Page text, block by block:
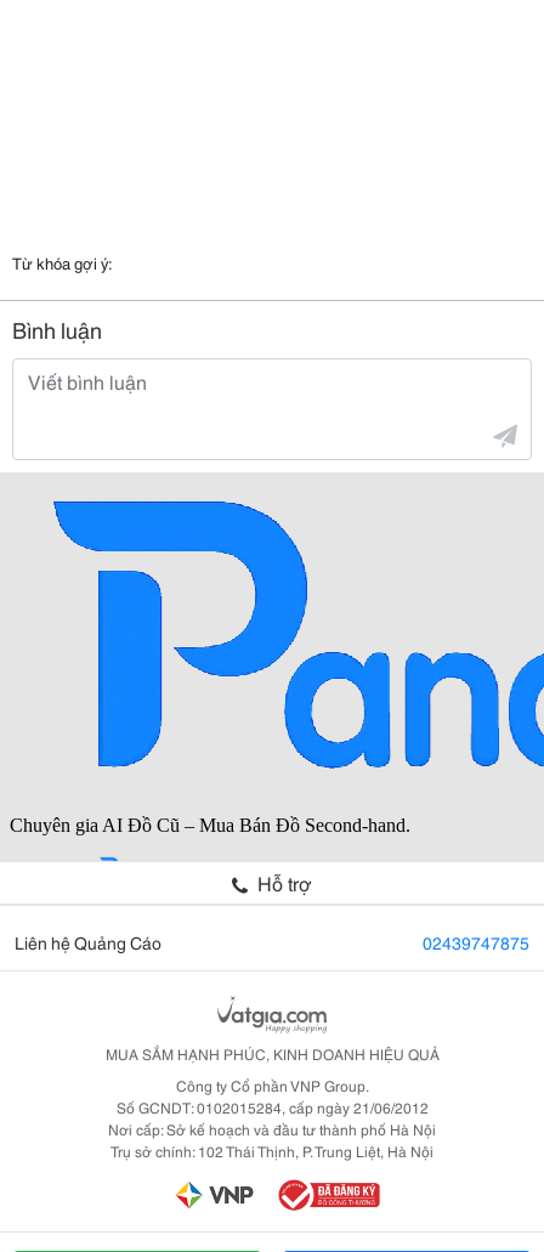
Từ khóa gợi ý:
Bình luận
Hỗ trợ
Liên hệ Quảng Cáo 02439747875
MUA SẮM HẠNH PHÚC, KINH DOANH HIỆU QUẢ
Công ty Cổ phần VNP Group.
Số GCNDT: 0102015284, cấp ngày 21/06/2012
Nơi cấp: Sở kế hoạch và đầu tư thành phố Hà Nội
Trụ sở chính: 102 Thái Thịnh, P. Trung Liệt, Hà Nội